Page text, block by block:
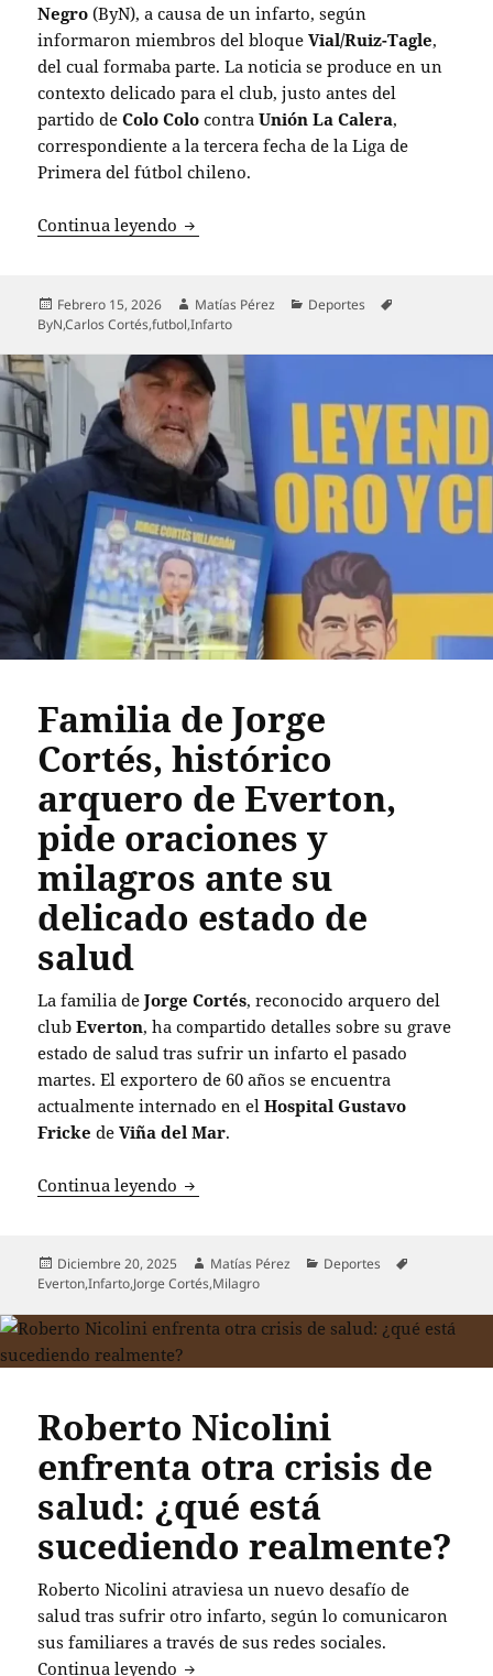
Negro (ByN), a causa de un infarto, según
informaron miembros del bloqueVial/Ruiz-Tagle,
del cual formaba parte. La noticia se produce en un
contexto delicado para el club, justo antes del
partido deColo Colo contraUnión La Calera,
correspondiente a la tercera fecha de la Liga de
Primera del fútbol chileno.
Continua leyendo Colo Colo en duelo: fallece Carlos
Publicado
el
Febrero 15, 2026 Autor
Matías Pérez Categorías
Deportes
ByN,Carlos Cortés,futbol,Infarto
Familia de Jorge
Cortés, histórico
arquero de Everton,
pide oraciones y
milagros ante su
delicado estado de
salud
La familia deJorge Cortés, reconocido arquero del
clubEverton, ha compartido detalles sobre su grave
estado de salud tras sufrir un infarto el pasado
martes. El exportero de 60 años se encuentra
actualmente internado en elHospital Gustavo
Fricke deViña del Mar.
Continua leyendo Familia de Jorge Cortés, histórico
Publicado
el
Diciembre 20, 2025 Autor
Matías Pérez Categorías
Deportes
Everton,Infarto,Jorge Cortés,Milagro
Roberto Nicolini
enfrenta otra crisis de
salud: ¿qué está
sucediendo realmente?
Roberto Nicolini atraviesa un nuevo desafío de
salud tras sufrir otro infarto, según lo comunicaron
sus familiares a través de sus redes sociales.
Continua leyendo Roberto Nicolini enfrenta otra crisis